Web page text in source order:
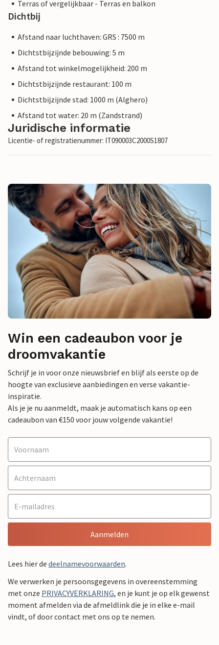
Terras of vergelijkbaar - Terras en balkon
Dichtbij
Afstand naar luchthaven: GRS : 7500 m
Dichtstbijzijnde bebouwing: 5 m
Afstand tot winkelmogelijkheid: 200 m
Dichtstbijzijnde restaurant: 100 m
Dichtstbijzijnde stad: 1000 m (Alghero)
Afstand tot water: 20 m (Zandstrand)
Juridische informatie
Licentie- of registratienummer: IT090003C2000S1807
Win een cadeaubon voor je
droomvakantie
Schrijf je in voor onze nieuwsbrief en blijf als eerste op de
hoogte van exclusieve aanbiedingen en verse vakantie-
inspiratie.
Als je je nu aanmeldt, maak je automatisch kans op een
cadeaubon van €150 voor jouw volgende vakantie!
Aanmelden
Lees hier de deelnamevoorwaarden.
We verwerken je persoonsgegevens in overeenstemming
met onze PRIVACYVERKLARING, en je kunt je op elk gewenst
moment afmelden via de afmeldlink die je in elke e-mail
vindt, of door contact met ons op te nemen.